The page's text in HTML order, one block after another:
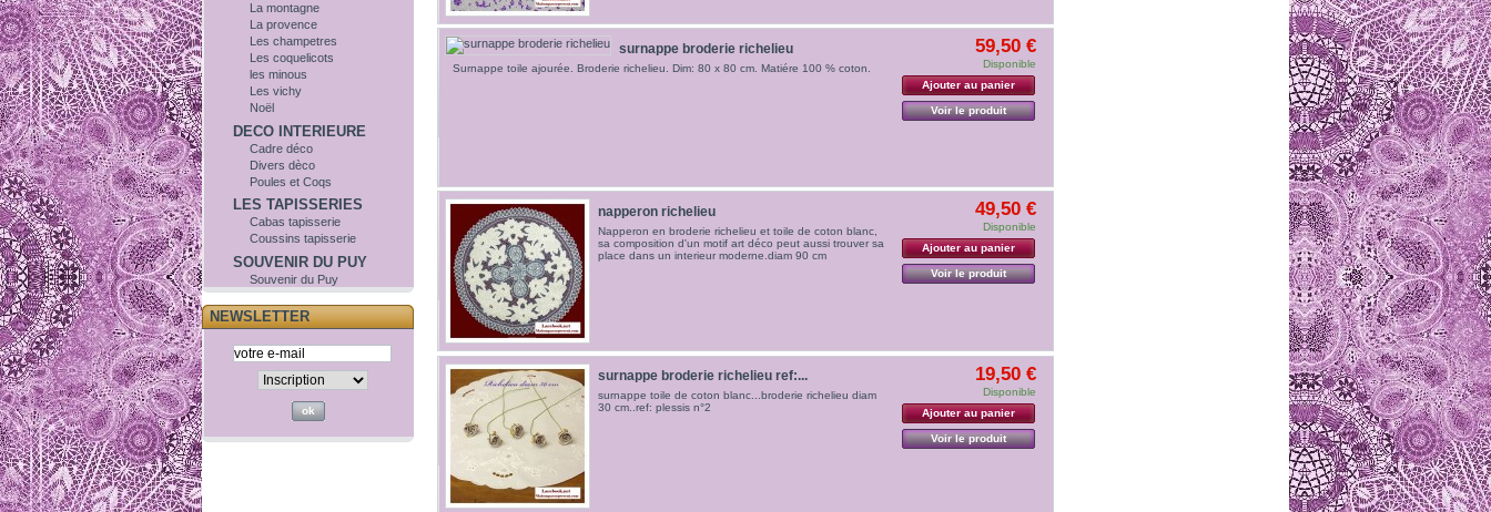
La montagne
La provence
Les champetres
Les coquelicots
les minous
Les vichy
Noël
DECO INTERIEURE
Cadre déco
Divers dèco
Poules et Coqs
LES TAPISSERIES
Cabas tapisserie
Coussins tapisserie
SOUVENIR DU PUY
Souvenir du Puy
NEWSLETTER
surnappe broderie richelieu
Surnappe toile ajourée. Broderie richelieu. Dim: 80 x 80 cm. Matiére 100 % coton.
59,50 €
Disponible
Ajouter au panier
Voir le produit
napperon richelieu
Napperon en broderie richelieu et toile de coton blanc,
sa composition d'un motif art déco peut aussi trouver sa
place dans un interieur moderne.diam 90 cm
49,50 €
Disponible
Ajouter au panier
Voir le produit
surnappe broderie richelieu ref:...
surnappe toile de coton blanc...broderie richelieu diam
30 cm..ref: plessis n°2
19,50 €
Disponible
Ajouter au panier
Voir le produit